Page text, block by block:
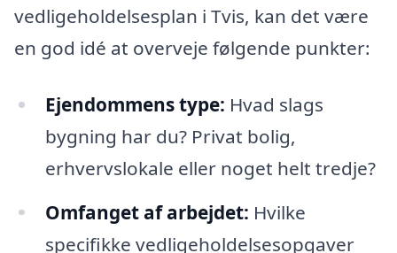
vedligeholdelsesplan i Tvis, kan det være
en god idé at overveje følgende punkter:
Ejendommens type: Hvad slags
bygning har du? Privat bolig,
erhvervslokale eller noget helt tredje?
Omfanget af arbejdet: Hvilke
specifikke vedligeholdelsesopgaver